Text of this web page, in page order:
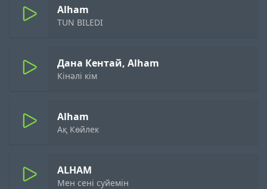
Alham
TUN BILEDI
Дана Кентай, Alham
Кінәлі кім
Alham
Ақ Көйлек
ALHAM
Мен сені суйемін